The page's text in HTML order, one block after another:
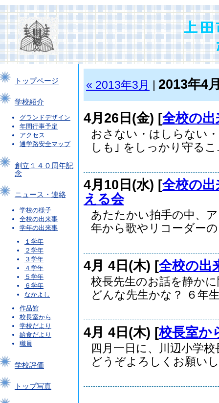
トップページ
学校紹介
グランドデザイン
年間行事予定
アクセス
通学路安全マップ
創立１４０周年記
念
ニュース・連絡
学校の様子
全校の出来事
学年の出来事
１学年
２学年
３学年
４学年
５学年
６学年
なかよし
作品館
校長室から
学校だより
給食だより
職員
学校評価
トップ写真
« 2013年3月 2013年4
4月26日(金) [全校の出
おさない・はしらない
しも｣ をしっかり守るこ
4月10日(水) [全校の出
える会
あたたかい拍手の中、
年から歌やリコーダー
4月 4日(木) [全校の出
校長先生のお話を静か
どんな先生かな？ ６年
4月 4日(木) [校長室か
四月一日に、川辺小学
どうぞよろしくお願い